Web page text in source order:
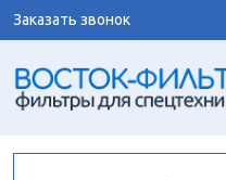
Заказать звонок